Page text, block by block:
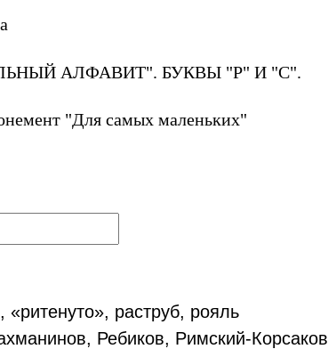
АЛФАВИТ". БУКВЫ "Р" И "С".
"Для самых маленьких"
«ритенуто», раструб, рояль
Ребиков, Римский-Корсаков